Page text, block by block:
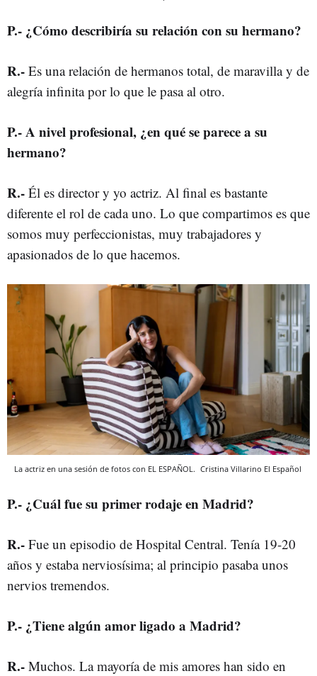
P.- ¿Cómo describiría su relación con su hermano?
R.- Es una relación de hermanos total, de maravilla y de
alegría infinita por lo que le pasa al otro.
P.-A nivel profesional, ¿en qué se parece a su
hermano?
R.- Él es director y yo actriz. Al final es bastante
diferente el rol de cada uno. Lo que compartimos es que
somos muy perfeccionistas, muy trabajadores y
apasionados de lo que hacemos.
La actriz en una sesión de fotos con EL ESPAÑOL. Cristina Villarino El Español
P.- ¿Cuál fue su primer rodaje en Madrid?
R.- Fue un episodio de Hospital Central. Tenía 19-20
años y estaba nerviosísima; al principio pasaba unos
nervios tremendos.
P.- ¿Tiene algún amor ligado a Madrid?
R.- Muchos. La mayoría de mis amores han sido en